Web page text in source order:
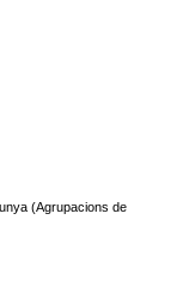
(Agrupacions de